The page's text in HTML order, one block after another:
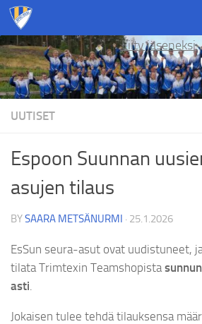
Skip to content
Liity jäseneksi
UUTISET
Espoon Suunnan
asujen tilaus
BYSAARA METSÄNURMI · 25.1.2026
EsSun seura-asut ovat uudistuneet,
tilata Trimtexin Teamshopista
asti
Jokaisen tulee tehdä tilauksensa